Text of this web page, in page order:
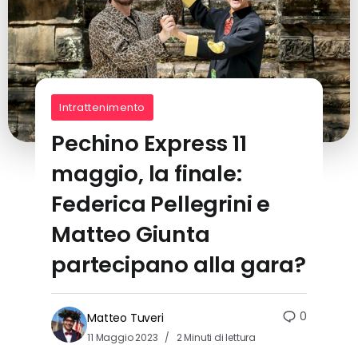
Intrattenimento
Pechino Express 11
maggio, la finale:
Federica Pellegrini e
Matteo Giunta
partecipano alla gara?
Matteo Tuveri
11 Maggio 2023 2 Minuti di lettura
0